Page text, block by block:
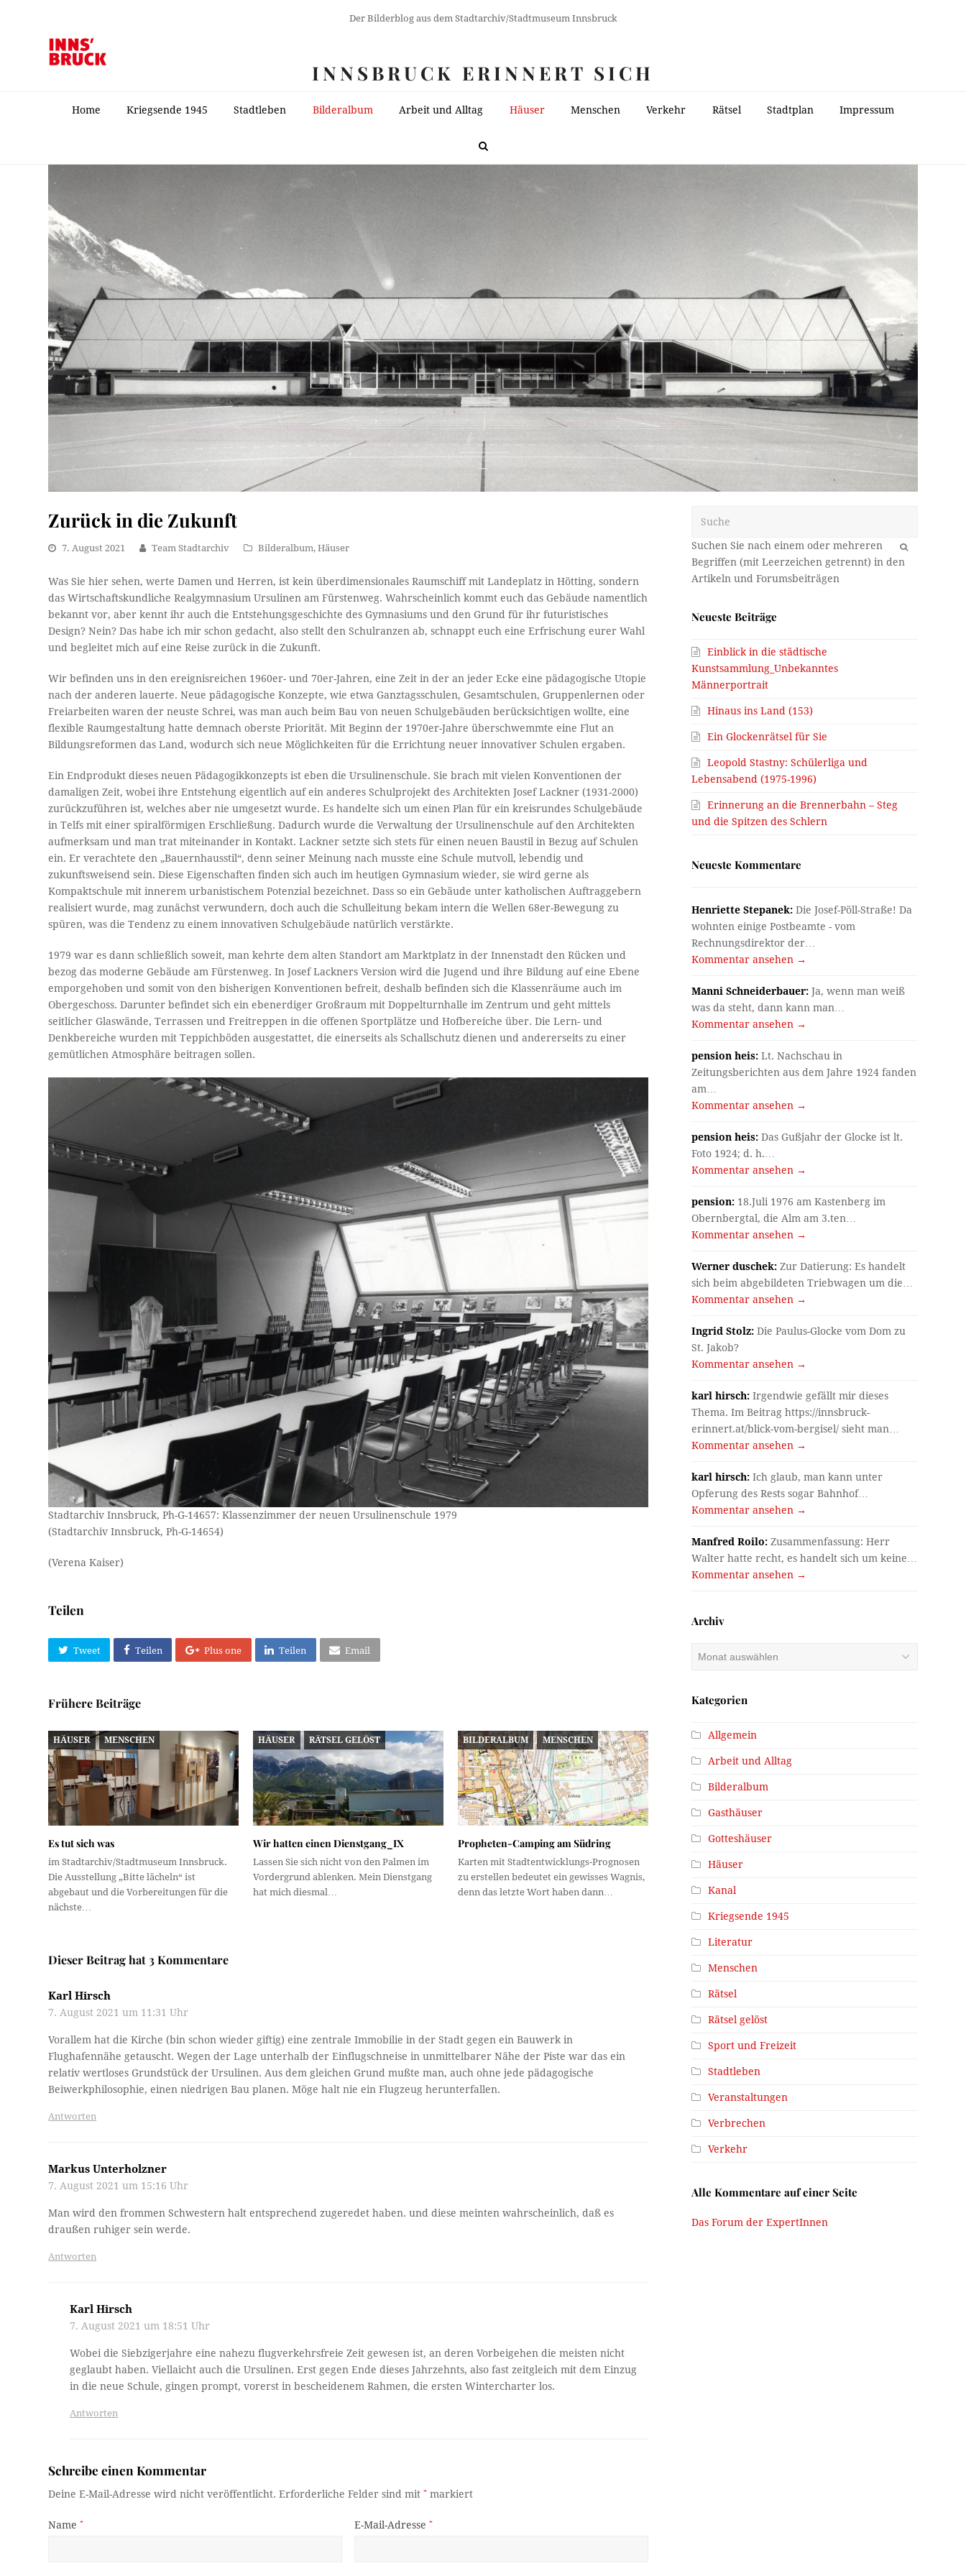
Der Bilderblog aus dem Stadtarchiv/Stadtmuseum Innsbruck
INNSBRUCK ERINNERT SICH
Home Kriegsende 1945 Stadtleben Bilderalbum Arbeit und Alltag Häuser Menschen Verkehr Rätsel Stadtplan Impressum
Zurück in die Zukunft
7. August 2021 Team Stadtarchiv Bilderalbum,Häuser
Was Sie hier sehen, werte Damen und Herren, ist kein überdimensionales Raumschiff mit Landeplatz in Hötting, sondern
das Wirtschaftskundliche Realgymnasium Ursulinen am Fürstenweg. Wahrscheinlich kommt euch das Gebäude namentlich
bekannt vor, aber kennt ihr auch die Entstehungsgeschichte des Gymnasiums und den Grund für ihr futuristisches
Design? Nein? Das habe ich mir schon gedacht, also stellt den Schulranzen ab, schnappt euch eine Erfrischung eurer Wahl
und begleitet mich auf eine Reise zurück in die Zukunft.
Wir befinden uns in den ereignisreichen 1960er- und 70er-Jahren, eine Zeit in der an jeder Ecke eine pädagogische Utopie
nach der anderen lauerte. Neue pädagogische Konzepte, wie etwa Ganztagsschulen, Gesamtschulen, Gruppenlernen oder
Freiarbeiten waren der neuste Schrei, was man auch beim Bau von neuen Schulgebäuden berücksichtigen wollte, eine
flexible Raumgestaltung hatte demnach oberste Priorität. Mit Beginn der 1970er-Jahre überschwemmte eine Flut an
Bildungsreformen das Land, wodurch sich neue Möglichkeiten für die Errichtung neuer innovativer Schulen ergaben.
Ein Endprodukt dieses neuen Pädagogikkonzepts ist eben die Ursulinenschule. Sie brach mit vielen Konventionen der
damaligen Zeit, wobei ihre Entstehung eigentlich auf ein anderes Schulprojekt des Architekten Josef Lackner (1931-2000)
zurückzuführen ist, welches aber nie umgesetzt wurde. Es handelte sich um einen Plan für ein kreisrundes Schulgebäude
in Telfs mit einer spiralförmigen Erschließung. Dadurch wurde die Verwaltung der Ursulinenschule auf den Architekten
aufmerksam und man trat miteinander in Kontakt. Lackner setzte sich stets für einen neuen Baustil in Bezug auf Schulen
ein. Er verachtete den „Bauernhausstil“, denn seiner Meinung nach musste eine Schule mutvoll, lebendig und
zukunftsweisend sein. Diese Eigenschaften finden sich auch im heutigen Gymnasium wieder, sie wird gerne als
Kompaktschule mit innerem urbanistischem Potenzial bezeichnet. Dass so ein Gebäude unter katholischen Auftraggebern
realisiert wurde, mag zunächst verwundern, doch auch die Schulleitung bekam intern die Wellen 68er-Bewegung zu
spüren, was die Tendenz zu einem innovativen Schulgebäude natürlich verstärkte.
1979 war es dann schließlich soweit, man kehrte dem alten Standort am Marktplatz in der Innenstadt den Rücken und
bezog das moderne Gebäude am Fürstenweg. In Josef Lackners Version wird die Jugend und ihre Bildung auf eine Ebene
emporgehoben und somit von den bisherigen Konventionen befreit, deshalb befinden sich die Klassenräume auch im
Obergeschoss. Darunter befindet sich ein ebenerdiger Großraum mit Doppelturnhalle im Zentrum und geht mittels
seitlicher Glaswände, Terrassen und Freitreppen in die offenen Sportplätze und Hofbereiche über. Die Lern- und
Denkbereiche wurden mit Teppichböden ausgestattet, die einerseits als Schallschutz dienen und andererseits zu einer
gemütlichen Atmosphäre beitragen sollen.
Stadtarchiv Innsbruck, Ph-G-14657: Klassenzimmer der neuen Ursulinenschule 1979
(Stadtarchiv Innsbruck, Ph-G-14654)
(Verena Kaiser)
Teilen
Tweet Teilen Plus one Teilen Email
Frühere Beiträge
HÄUSER MENSCHEN
Es tut sich was
im Stadtarchiv/Stadtmuseum Innsbruck.
Die Ausstellung „Bitte lächeln“ ist
abgebaut und die Vorbereitungen für die
nächste…
HÄUSER RÄTSEL GELÖST
Wir hatten einen Dienstgang_IX
Lassen Sie sich nicht von den Palmen im
Vordergrund ablenken. Mein Dienstgang
hat mich diesmal…
BILDERALBUM MENSCHEN
Propheten-Camping am Südring
Karten mit Stadtentwicklungs-Prognosen
zu erstellen bedeutet ein gewisses Wagnis,
denn das letzte Wort haben dann…
Dieser Beitrag hat 3 Kommentare
Karl Hirsch
7. August 2021 um 11:31 Uhr
Vorallem hat die Kirche (bin schon wieder giftig) eine zentrale Immobilie in der Stadt gegen ein Bauwerk in
Flughafennähe getauscht. Wegen der Lage unterhalb der Einflugschneise in unmittelbarer Nähe der Piste war das ein
relativ wertloses Grundstück der Ursulinen. Aus dem gleichen Grund mußte man, auch ohne jede pädagogische
Beiwerkphilosophie, einen niedrigen Bau planen. Möge halt nie ein Flugzeug herunterfallen.
Antworten
Markus Unterholzner
7. August 2021 um 15:16 Uhr
Man wird den frommen Schwestern halt entsprechend zugeredet haben. und diese meinten wahrscheinlich, daß es
draußen ruhiger sein werde.
Antworten
Karl Hirsch
7. August 2021 um 18:51 Uhr
Wobei die Siebzigerjahre eine nahezu flugverkehrsfreie Zeit gewesen ist, an deren Vorbeigehen die meisten nicht
geglaubt haben. Viellaicht auch die Ursulinen. Erst gegen Ende dieses Jahrzehnts, also fast zeitgleich mit dem Einzug
in die neue Schule, gingen prompt, vorerst in bescheidenem Rahmen, die ersten Wintercharter los.
Antworten
Schreibe einen Kommentar
Deine E-Mail-Adresse wird nicht veröffentlicht. Erforderliche Felder sind mit* markiert
Name* E-Mail-Adresse *
OK
Neueste Beiträge
Einblick in die städtische
Kunstsammlung_Unbekanntes
Männerportrait
Hinaus ins Land (153)
Ein Glockenrätsel für Sie
Leopold Stastny: Schülerliga und
Lebensabend (1975-1996)
Erinnerung an die Brennerbahn – Steg
und die Spitzen des Schlern
Neueste Kommentare
Henriette Stepanek: Die Josef-Pöll-Straße! Da
wohnten einige Postbeamte - vom
Rechnungsdirektor der…
Kommentar ansehen →
Manni Schneiderbauer: Ja, wenn man weiß
was da steht, dann kann man…
Kommentar ansehen →
pension heis: Lt. Nachschau in
Zeitungsberichten aus dem Jahre 1924 fanden
am…
Kommentar ansehen →
pension heis: Das Gußjahr der Glocke ist lt.
Foto 1924; d. h.…
Kommentar ansehen →
pension: 18.Juli 1976 am Kastenberg im
Obernbergtal, die Alm am 3.ten…
Kommentar ansehen →
Werner duschek: Zur Datierung: Es handelt
sich beim abgebildeten Triebwagen um die…
Kommentar ansehen →
Ingrid Stolz: Die Paulus-Glocke vom Dom zu
St. Jakob?
Kommentar ansehen →
karl hirsch: Irgendwie gefällt mir dieses
Thema. Im Beitrag https://innsbruck-
erinnert.at/blick-vom-bergisel/ sieht man…
Kommentar ansehen →
karl hirsch: Ich glaub, man kann unter
Opferung des Rests sogar Bahnhof…
Kommentar ansehen →
Manfred Roilo: Zusammenfassung: Herr
Walter hatte recht, es handelt sich um keine…
Kommentar ansehen →
Archiv
Archiv
Kategorien
Allgemein
Arbeit und Alltag
Bilderalbum
Gasthäuser
Gotteshäuser
Häuser
Kanal
Kriegsende 1945
Literatur
Menschen
Rätsel
Rätsel gelöst
Sport und Freizeit
Stadtleben
Veranstaltungen
Verbrechen
Verkehr
Alle Kommentare auf einer Seite
Das Forum der ExpertInnen